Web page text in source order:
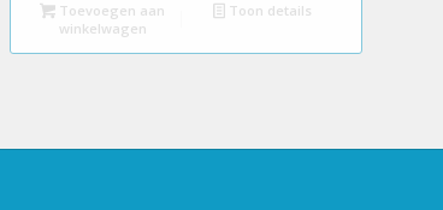
Toevoegen aan
winkelwagen
Toon details